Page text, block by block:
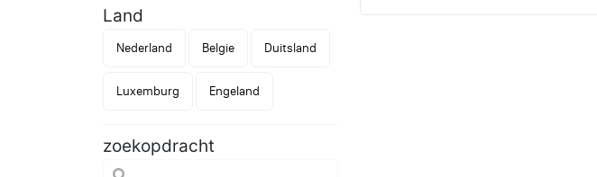
Land
Nederland Belgie Duitsland
Luxemburg Engeland
zoekopdracht